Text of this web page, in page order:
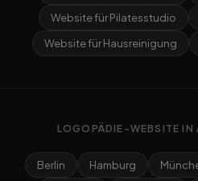
Website für Pilatesstudio
Website für Hausreinigung
LOGOPÄDIE-WEBSITE IN
Berlin Hamburg